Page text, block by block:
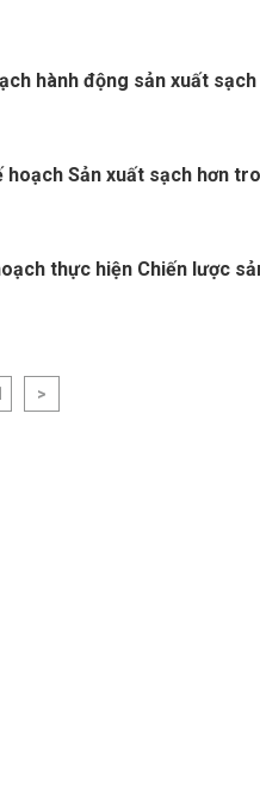
hành động sản xuất
hoạch Sản xuất sạch hơn
thực hiện Chiến lược
>